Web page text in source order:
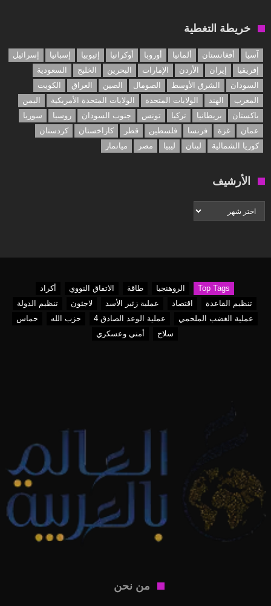
خريطة التغطية
آسيا أفغانستان ألمانيا أوروبا أوكرانيا إثيوبيا إسبانيا
إسرائيل
إفريقيا
إيران الأردن الإمارات البحرين الخليج
السعودية
السودان
الشرق الأوسط الصومال الصين العراق
الكويت
المغرب
الهند الولايات المتحدة الولايات المتحدة الأمريكية
اليمن
باكستان
بريطانيا تركيا تونس جنوب السودان روسيا
سوريا
عمان
غزة فرنسا فلسطين قطر كازاخستان
كردستان
كوريا الشمالية
لبنان ليبيا مصر ميانمار
الأرشيف
الأرشيف
Top Tags الروهنجيا طاقة الاتفاق النووي
أكراد
تنظيم القاعدة
اقتصاد عملية زئير الأسد لاجئون
تنظيم الدولة
عملية الغضب الملحمي
عملية الوعد الصادق 4 حزب الله
حماس
سلاح
أمني وعسكري
من نحن